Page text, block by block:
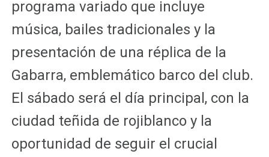
programa variado que incluye
música, bailes tradicionales y la
presentación de una réplica de la
Gabarra, emblemático barco del club.
El sábado será el día principal, con la
ciudad teñida de rojiblanco y la
oportunidad de seguir el crucial